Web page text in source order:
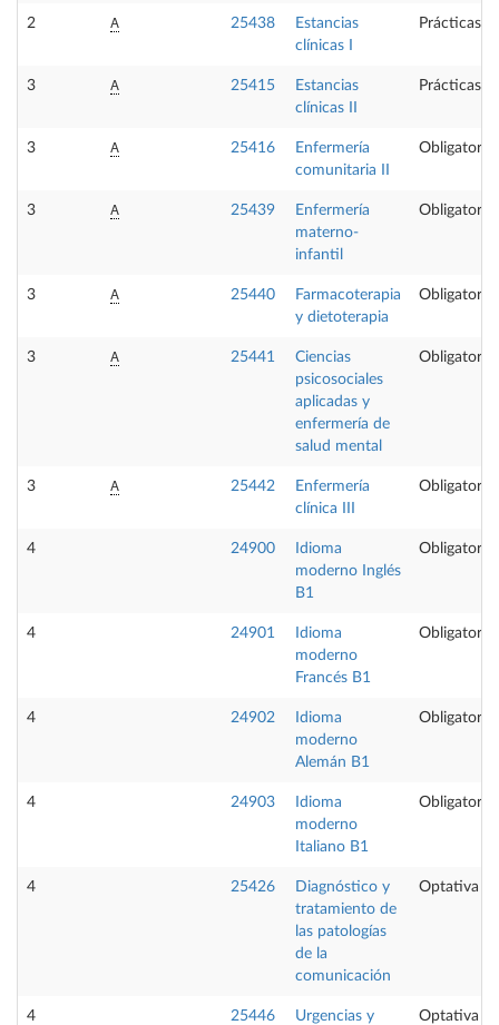
2 A 25438
Estancias
clínicas I
Prácticas
3 A 25415
Estancias
clínicas II
Prácticas
3 A 25416
Enfermería
comunitaria II
Obligatoria
3 A 25439
Enfermería
materno-
infantil
Obligatoria
3 A 25440
Farmacoterapia
y dietoterapia
Obligatoria
3 A 25441
Ciencias
psicosociales
aplicadas y
enfermería de
salud mental
Obligatoria
3 A 25442
Enfermería
clínica III
Obligatoria
4 24900
Idioma
moderno Inglés
B1
Obligatoria
4 24901
Idioma
moderno
Francés B1
Obligatoria
4 24902
Idioma
moderno
Alemán B1
Obligatoria
4 24903
Idioma
moderno
Italiano B1
Obligatoria
4 25426
Diagnóstico y
tratamiento de
las patologías
de la
comunicación
Optativa
4 25446
Urgencias y
Optativa